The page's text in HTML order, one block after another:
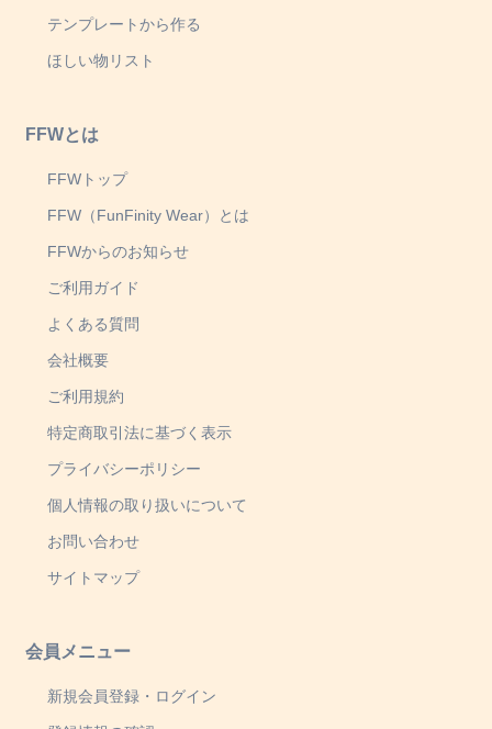
テンプレートから作る
ほしい物リスト
FFWとは
FFWトップ
FFW（FunFinity Wear）とは
FFWからのお知らせ
ご利用ガイド
よくある質問
会社概要
ご利用規約
特定商取引法に基づく表示
プライバシーポリシー
個人情報の取り扱いについて
お問い合わせ
サイトマップ
会員メニュー
新規会員登録・ログイン